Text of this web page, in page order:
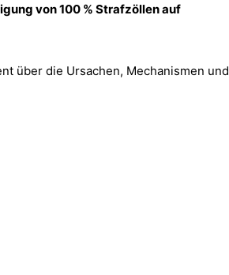
von 100 % Strafzöllen auf
über die Ursachen, Mechanismen und